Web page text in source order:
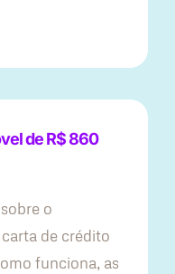
de R$ 860
o
de crédito
funciona, as